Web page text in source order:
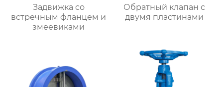
Задвижка со
встречным фланцем и
змеевиками
Обратный клапан с
двумя пластинами